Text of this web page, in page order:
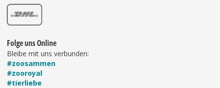
Folge uns Online
Bleibe mit uns verbunden:
#zoosammen
#zooroyal
#tierliebe